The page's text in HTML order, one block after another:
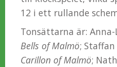
12 i ett rullande
Tonsättarna är:
Bells of Malmö;
Carillon of Malmö;